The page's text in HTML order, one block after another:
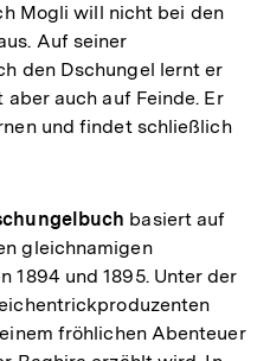
Mogli will nicht bei den
Auf seiner
den Dschungel lernt er
auch auf Feinde. Er
und findet schließlich
basiert auf
gleichnamigen
1894 und 1895. Unter der
fröhlichen Abenteuer